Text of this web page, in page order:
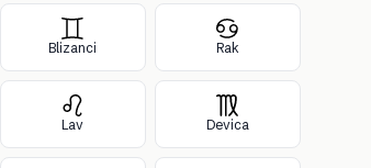
Blizanci Rak
Lav Devica